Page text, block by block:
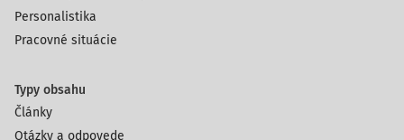
Personalistika
Pracovné situácie
Typy obsahu
Články
Otázky a odpovede